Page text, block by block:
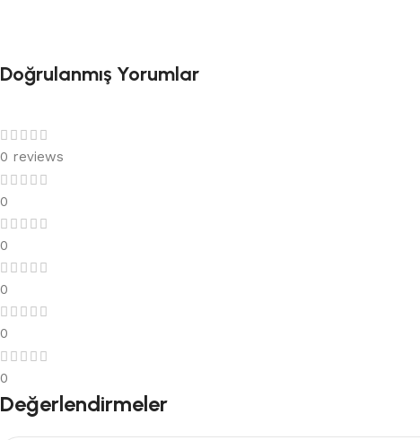
Doğrulanmış Yorumlar
0 reviews
0
0
0
0
0
Değerlendirmeler